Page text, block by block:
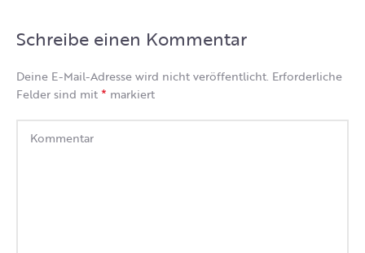
Schreibe einen Kommentar
Deine E-Mail-Adresse wird nicht veröffentlicht. Erforderliche
Felder sind mit* markiert